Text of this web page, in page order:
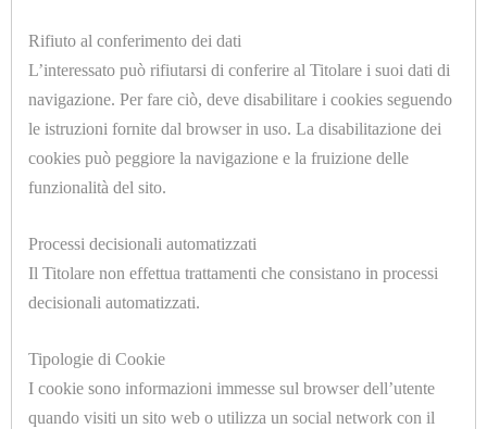
CONFEZIONATE
TUTTI
MODEL
TRATTAMENTO
ARIA
COMPONENT
PNEUMATICI
Rifiuto al conferimento dei dati
L’interessato può rifiutarsi di conferire al Titolare i suoi dati di
navigazione. Per fare ciò, deve disabilitare i cookies seguendo
le istruzioni fornite dal browser in uso. La disabilitazione dei
cookies può peggiore la navigazione e la fruizione delle
funzionalità del sito.
Processi decisionali automatizzati
Il Titolare non effettua trattamenti che consistano in processi
decisionali automatizzati.
Tipologie di Cookie
I cookie sono informazioni immesse sul browser dell’utente
quando visiti un sito web o utilizza un social network con il